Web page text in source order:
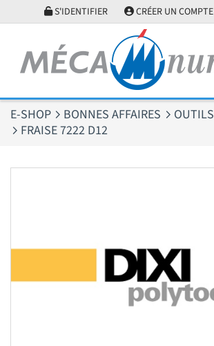
S'IDENTIFIER CRÉER UN COMPTE
E-SHOP BONNES AFFAIRES
OUTILS
FRAISE 7222 D12
Panneau de gestion des cookies